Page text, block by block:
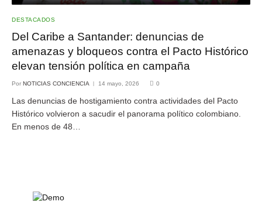
DESTACADOS
Del Caribe a Santander: denuncias de
amenazas y bloqueos contra el Pacto Histórico
elevan tensión política en campaña
Por NOTICIAS CONCIENCIA 14 mayo, 2026 0
Las denuncias de hostigamiento contra actividades del Pacto
Histórico volvieron a sacudir el panorama político colombiano.
En menos de 48…